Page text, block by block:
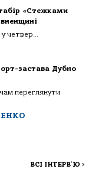
«Стежками
у четвер...
застава Дубно
переглянути
ВСІ ІНТЕРВ'Ю >